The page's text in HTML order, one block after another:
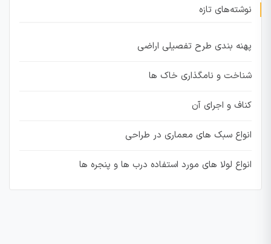
نوشته‌های تازه
پهنه بندی طرح تفصیلی اراضی
شناخت و نامگذاری خاک ها
کناف و اجرای آن
انواع سبک های معماری در طراحی
انواع لولا های مورد استفاده درب ها و پنجره ها